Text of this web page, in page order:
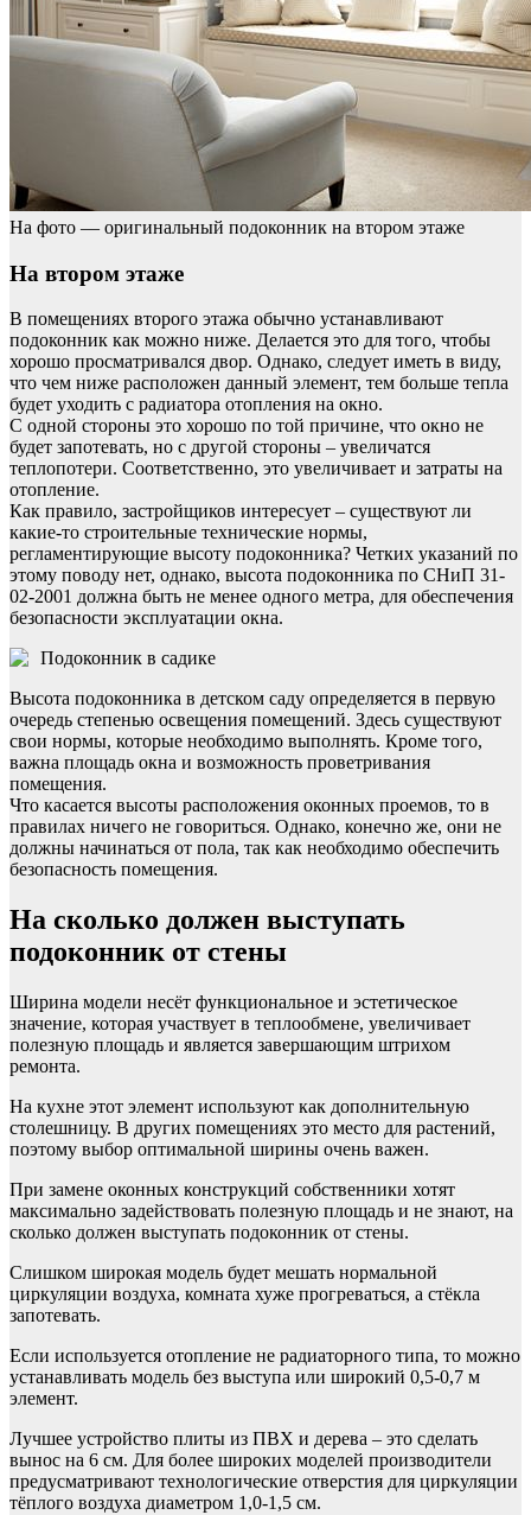
На фото — оригинальный подоконник на втором этаже
На втором этаже
В помещениях второго этажа обычно устанавливают
подоконник как можно ниже. Делается это для того, чтобы
хорошо просматривался двор. Однако, следует иметь в виду,
что чем ниже расположен данный элемент, тем больше тепла
будет уходить с радиатора отопления на окно.
С одной стороны это хорошо по той причине, что окно не
будет запотевать, но с другой стороны – увеличатся
теплопотери. Соответственно, это увеличивает и затраты на
отопление.
Как правило, застройщиков интересует – существуют ли
какие-то строительные технические нормы,
регламентирующие высоту подоконника? Четких указаний по
этому поводу нет, однако, высота подоконника по СНиП 31-
02-2001 должна быть не менее одного метра, для обеспечения
безопасности эксплуатации окна.
Подоконник в садике
Высота подоконника в детском саду определяется в первую
очередь степенью освещения помещений. Здесь существуют
свои нормы, которые необходимо выполнять. Кроме того,
важна площадь окна и возможность проветривания
помещения.
Что касается высоты расположения оконных проемов, то в
правилах ничего не говориться. Однако, конечно же, они не
должны начинаться от пола, так как необходимо обеспечить
безопасность помещения.
На сколько должен выступать
подоконник от стены
Ширина модели несёт функциональное и эстетическое
значение, которая участвует в теплообмене, увеличивает
полезную площадь и является завершающим штрихом
ремонта.
На кухне этот элемент используют как дополнительную
столешницу. В других помещениях это место для растений,
поэтому выбор оптимальной ширины очень важен.
При замене оконных конструкций собственники хотят
максимально задействовать полезную площадь и не знают, на
сколько должен выступать подоконник от стены.
Слишком широкая модель будет мешать нормальной
циркуляции воздуха, комната хуже прогреваться, а стёкла
запотевать.
Если используется отопление не радиаторного типа, то можно
устанавливать модель без выступа или широкий 0,5-0,7 м
элемент.
Лучшее устройство плиты из ПВХ и дерева – это сделать
вынос на 6 см. Для более широких моделей производители
предусматривают технологические отверстия для циркуляции
тёплого воздуха диаметром 1,0-1,5 см.